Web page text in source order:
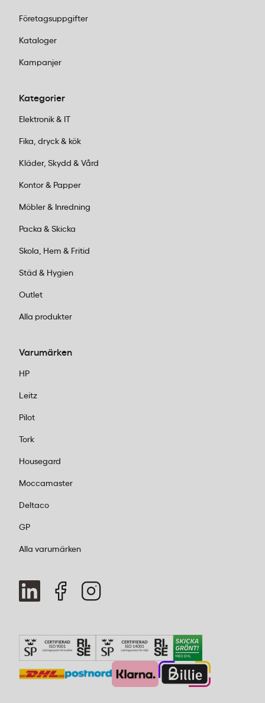
Företagsuppgifter
Kataloger
Kampanjer
Kategorier
Elektronik & IT
Fika, dryck & kök
Kläder, Skydd & Vård
Kontor & Papper
Möbler & Inredning
Packa & Skicka
Skola, Hem & Fritid
Städ & Hygien
Outlet
Alla produkter
Varumärken
HP
Leitz
Pilot
Tork
Housegard
Moccamaster
Deltaco
GP
Alla varumärken